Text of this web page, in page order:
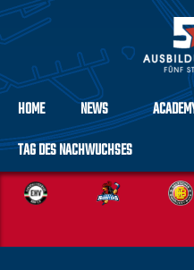
HOME NEWS
TAG DES NACHWUCHSES